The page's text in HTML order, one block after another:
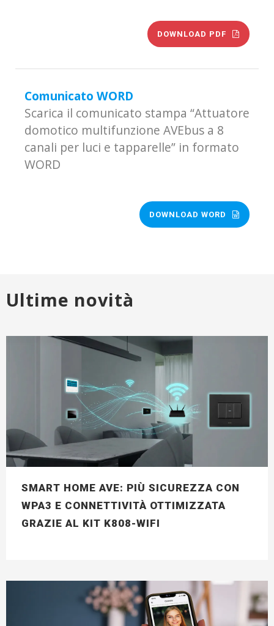
DOWNLOAD PDF
Comunicato WORD
Scarica il comunicato stampa “Attuatore
domotico multifunzione AVEbus a 8
canali per luci e tapparelle” in formato
WORD
DOWNLOAD WORD
Ultime novità
SMART HOME AVE: PIÙ SICUREZZA CON
WPA3 E CONNETTIVITÀ OTTIMIZZATA
GRAZIE AL KIT K808-WIFI